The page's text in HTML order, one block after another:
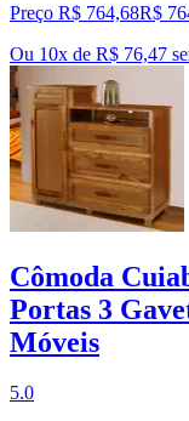
Preço R$ 764,68R$
Ou 10x de R$ 76,47
Cômoda
Portas 3
Móveis
5.0